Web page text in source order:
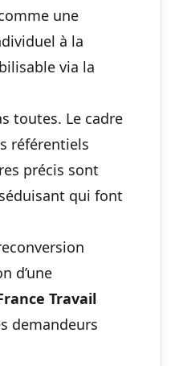
une
à la
via la
toutes. Le cadre
référentiels
précis sont
qui font
d’une
Travail
demandeurs